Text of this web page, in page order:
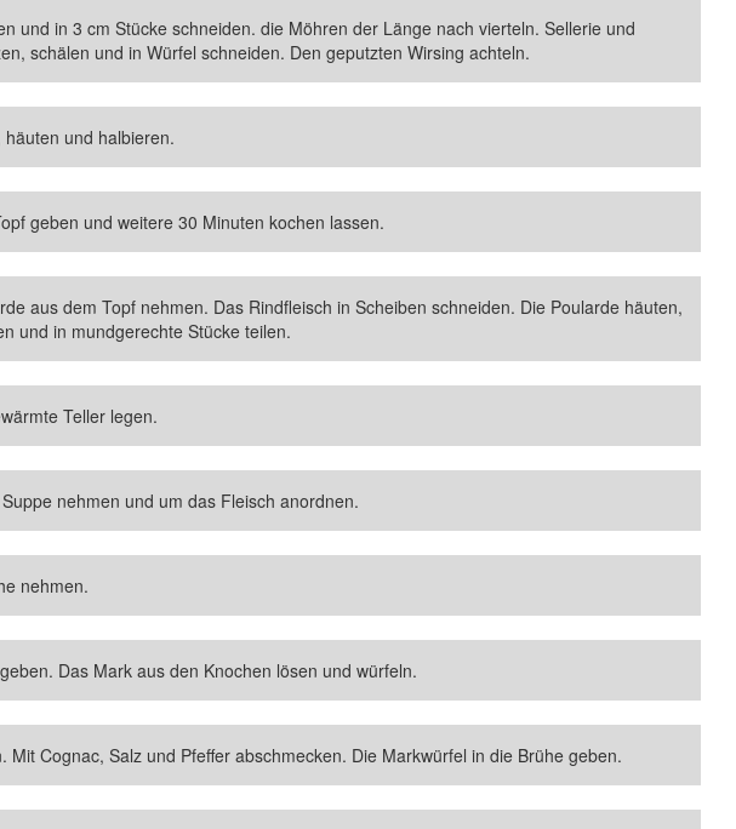
und in 3 cm Stücke schneiden. die Möhren der Länge nach vierteln. Sellerie und
schälen und in Würfel schneiden. Den geputzten Wirsing achteln.
und halbieren.
geben und weitere 30 Minuten kochen lassen.
aus dem Topf nehmen. Das Rindfleisch in Scheiben schneiden. Die Poularde häuten,
und in mundgerechte Stücke teilen.
Teller legen.
nehmen und um das Fleisch anordnen.
nehmen.
Das Mark aus den Knochen lösen und würfeln.
Mit Cognac, Salz und Pfeffer abschmecken. Die Markwürfel in die Brühe geben.